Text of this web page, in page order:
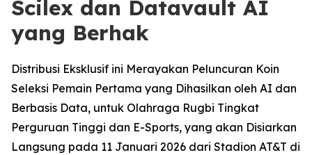
Scilex dan Datavault AI
yang Berhak
Distribusi Eksklusif ini Merayakan Peluncuran Koin
Seleksi Pemain Pertama yang Dihasilkan oleh AI dan
Berbasis Data, untuk Olahraga Rugbi Tingkat
Perguruan Tinggi dan E-Sports, yang akan Disiarkan
Langsung pada 11 Januari 2026 dari Stadion AT&T di